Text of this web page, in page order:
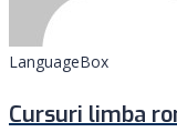
LanguageBox
Cursuri limba